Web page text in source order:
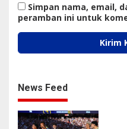
Simpan nama, email,
peramban ini untuk
News Feed